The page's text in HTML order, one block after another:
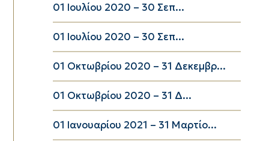
01 Ιουλίου 2020 – 30 Σεπ...
01 Ιουλίου 2020 – 30 Σεπ...
01 Οκτωβρίου 2020 – 31 Δεκεμβρ...
01 Οκτωβρίου 2020 – 31 Δ...
01 Ιανουαρίου 2021 – 31 Μαρτίο...